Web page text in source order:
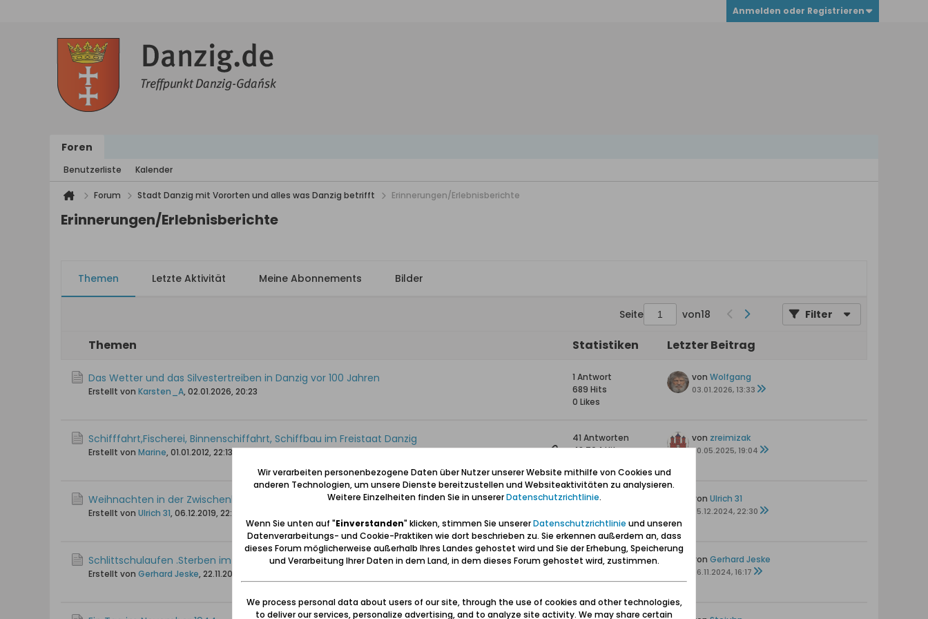
Anmelden oder Registrieren
Foren
Benutzerliste Kalender
Forum Stadt Danzig mit Vororten und alles was Danzig betrifft Erinnerungen/Erlebnisberichte
Erinnerungen/Erlebnisberichte
Themen Letzte Aktivität Meine Abonnements Bilder
Seite von18 Filter
Themen Statistiken Letzter Beitrag
Das Wetter und das Silvestertreiben in Danzig vor 100 Jahren
Erstellt von Karsten_A, 02.01.2026, 20:23
1 Antwort
689 Hits
0 Likes
von Wolfgang
03.01.2026, 13:33
Schifffahrt,Fischerei, Binnenschiffahrt, Schiffbau im Freistaat Danzig
Erstellt von Marine, 01.01.2012, 22:13
41 Antworten
48.704 Hits
von zreimizak
20.05.2025, 19:04
Weihnachten in der Zwischenkriegszeit in Danzig
Erstellt von Ulrich 31, 06.12.2019, 22:45
10 Antworten
0 Likes
von Ulrich 31
25.12.2024, 22:30
Schlittschulaufen .Sterben im Winter in Großwalddorf.-Danzig
Erstellt von Gerhard Jeske, 22.11.2024, 20:25
5 Antworten
0 Likes
von Gerhard Jeske
26.11.2024, 16:17
Wir verarbeiten personenbezogene Daten über Nutzer unserer Website mithilfe von Cookies und
anderen Technologien, um unsere Dienste bereitzustellen und Websiteaktivitäten zu analysieren.
Weitere Einzelheiten finden Sie in unsererDatenschutzrichtlinie.
Wenn Sie unten auf "Einverstanden" klicken, stimmen Sie unsererDatenschutzrichtlinie und unseren
Datenverarbeitungs- und Cookie-Praktiken wie dort beschrieben zu. Sie erkennen außerdem an, dass
dieses Forum möglicherweise außerhalb Ihres Landes gehostet wird und Sie der Erhebung, Speicherung
und Verarbeitung Ihrer Daten in dem Land, in dem dieses Forum gehostet wird, zustimmen.
We process personal data about users of our site, through the use of cookies and other technologies,
to deliver our services, personalize advertising, and to analyze site activity. We may share certain